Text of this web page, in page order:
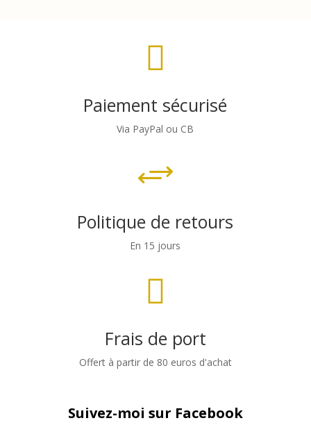

Paiement sécurisé
Via PayPal ou CB
+
Politique de retours
En 15 jours

Frais de port
Offert à partir de 80 euros d'achat
Suivez-moi sur Facebook